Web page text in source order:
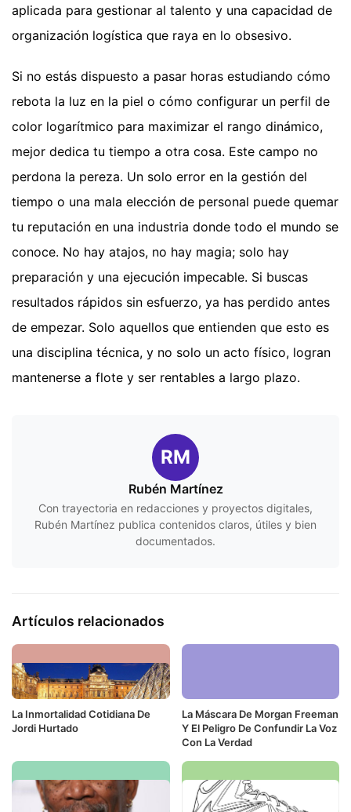
aplicada para gestionar al talento y una capacidad de
organización logística que raya en lo obsesivo.
Si no estás dispuesto a pasar horas estudiando cómo
rebota la luz en la piel o cómo configurar un perfil de
color logarítmico para maximizar el rango dinámico,
mejor dedica tu tiempo a otra cosa. Este campo no
perdona la pereza. Un solo error en la gestión del
tiempo o una mala elección de personal puede quemar
tu reputación en una industria donde todo el mundo se
conoce. No hay atajos, no hay magia; solo hay
preparación y una ejecución impecable. Si buscas
resultados rápidos sin esfuerzo, ya has perdido antes
de empezar. Solo aquellos que entienden que esto es
una disciplina técnica, y no solo un acto físico, logran
mantenerse a flote y ser rentables a largo plazo.
RM
Rubén Martínez
Con trayectoria en redacciones y proyectos digitales,
Rubén Martínez publica contenidos claros, útiles y bien
documentados.
Artículos relacionados
La Inmortalidad Cotidiana De
Jordi Hurtado
La Máscara De Morgan Freeman
Y El Peligro De Confundir La Voz
Con La Verdad